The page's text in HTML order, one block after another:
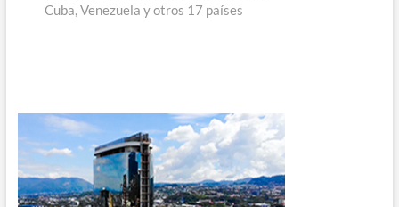
Cuba, Venezuela y otros 17 países